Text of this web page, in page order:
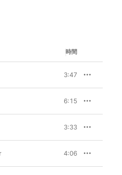
時間
3:47
6:15
3:33
4:06